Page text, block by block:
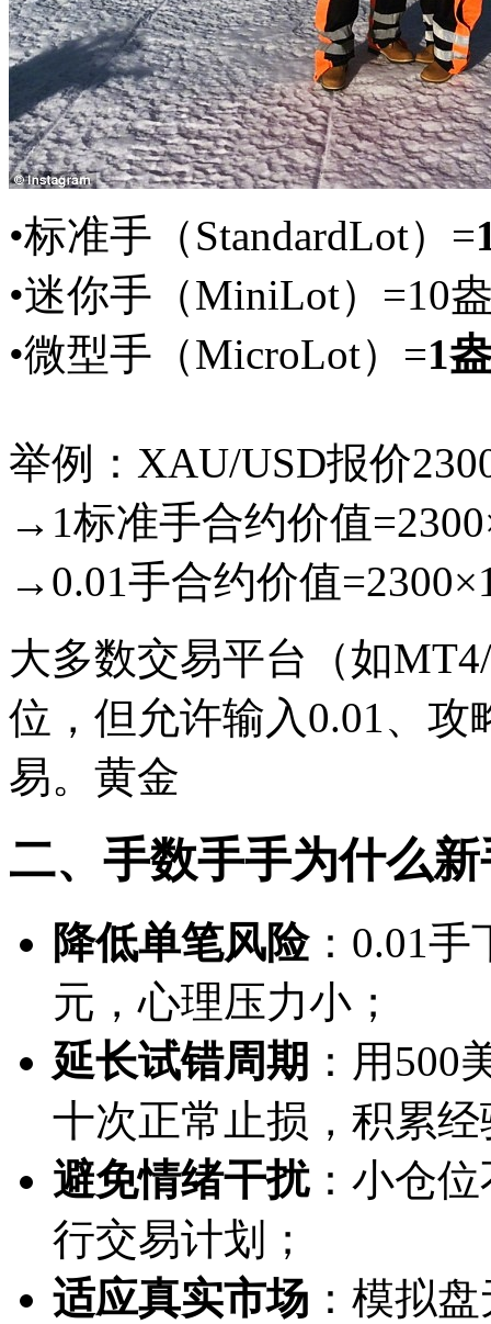
•标准手（StandardLot）=
•迷你手（MiniLot）=10
•微型手（MicroLot）=1
举例：XAU/USD报价
→1标准手合约价值
→0.01手合约价值
大多数交易平台（如
位，但允许输入0.01、攻
易。黄金
二、手数手手为什么
降低单笔风险：0.01手
元，心理压力小；
延长试错周期 ：用500
十次正常止损，积累经
避免情绪干扰：小仓
行交易计划；
适应真实市场 ：模拟